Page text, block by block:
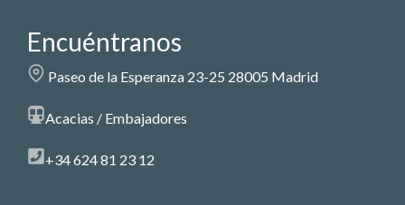
Encuéntranos
Paseo de la Esperanza 23-25 28005 Madrid
Acacias / Embajadores
+34 624 81 23 12